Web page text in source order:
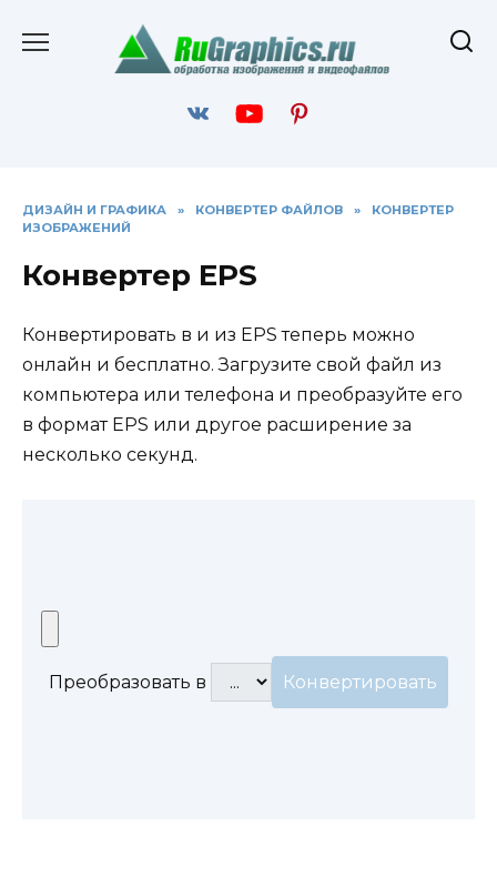
содержанию
ДИЗАЙН И ГРАФИКА » КОНВЕРТЕР ФАЙЛОВ »
КОНВЕРТЕР
ИЗОБРАЖЕНИЙ
Конвертер EPS
Конвертировать в и из EPS теперь можно
онлайн и бесплатно. Загрузите свой файл из
компьютера или телефона и преобразуйте его
в формат EPS или другое расширение за
несколько секунд.
Преобразовать в